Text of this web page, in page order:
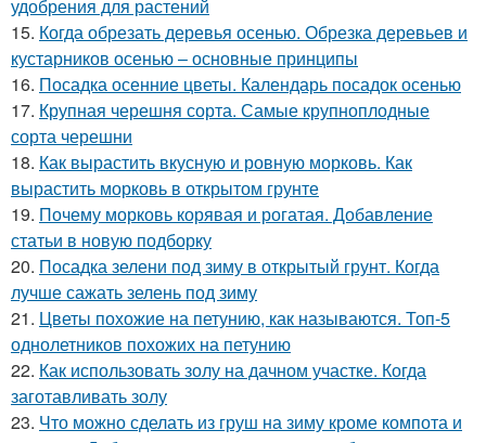
удобрения для растений
15. Когда обрезать деревья осенью. Обрезка деревьев и
кустарников осенью – основные принципы
16. Посадка осенние цветы. Календарь посадок осенью
17. Крупная черешня сорта. Самые крупноплодные
сорта черешни
18. Как вырастить вкусную и ровную морковь. Как
вырастить морковь в открытом грунте
19. Почему морковь корявая и рогатая. Добавление
статьи в новую подборку
20. Посадка зелени под зиму в открытый грунт. Когда
лучше сажать зелень под зиму
21. Цветы похожие на петунию, как называются. Топ-5
однолетников похожих на петунию
22. Как использовать золу на дачном участке. Когда
заготавливать золу
23. Что можно сделать из груш на зиму кроме компота и